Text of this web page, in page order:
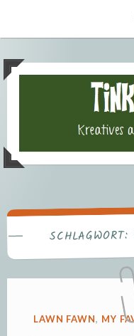
SCHLAGWORT:
VERÖFFENTLICHT
LAWN FAWN, MY